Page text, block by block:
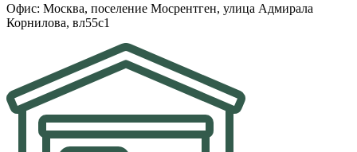
Офис: Москва, поселение Мосрентген, улица Адмирала
Корнилова, вл55с1